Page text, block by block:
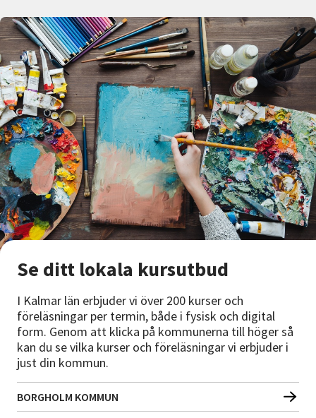
Lyssna
Se ditt lokala kursutbud
I Kalmar län erbjuder vi över 200 kurser och
föreläsningar per termin, både i fysisk och digital
form. Genom att klicka på kommunerna till höger så
kan du se vilka kurser och föreläsningar vi erbjuder i
just din kommun.
BORGHOLM KOMMUN